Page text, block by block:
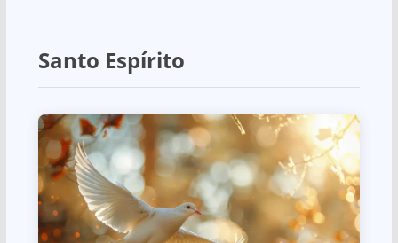
Santo Espírito